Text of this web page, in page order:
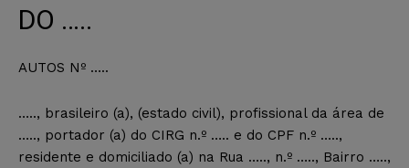
DO …..
AUTOS Nº …..
….., brasileiro (a), (estado civil), profissional da área de
….., portador (a) do CIRG n.º ….. e do CPF n.º …..,
residente e domiciliado (a) na Rua ….., n.º ….., Bairro …..,